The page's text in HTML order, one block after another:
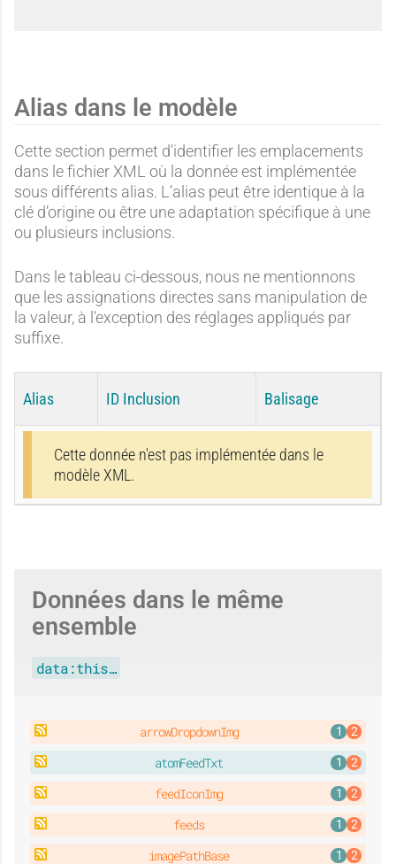
Alias dans le modèle
Cette section permet d'identifier les emplacements
dans le fichier XML où la donnée est implémentée
sous différents alias. L’alias peut être identique à la
clé d’origine ou être une adaptation spécifique à une
ou plusieurs inclusions.
Dans le tableau ci-dessous, nous ne mentionnons
que les assignations directes sans manipulation de
la valeur, à l'exception des réglages appliqués par
suffixe.
Alias ID Inclusion Balisage
Cette donnée n'est pas implémentée dans le
modèle XML.
Données dans le même
ensemble
data:this…
arrowDropdownImg
atomFeedTxt
feedIconImg
feeds
imagePathBase